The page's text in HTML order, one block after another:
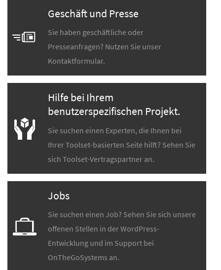
Geschäft und Presse
Sie haben geschäftliche oder
Presseanfragen? Nutzen Sie unser
Kontaktformular.
Hilfe bei Ihrem
benutzerspezifischen Projekt.
Sie suchen einen Experten, die Ihnen bei
Ihrer Toolset-basierten Seite hilft? Sehen Sie
sich Toolset-Vertragspartner an.
Jobs
Sie suchen einen Job? Sehen Sie sich unsere
offenen Stellen in der WordPress-
Entwicklung und im Support bei
OnTheGoSystems an.